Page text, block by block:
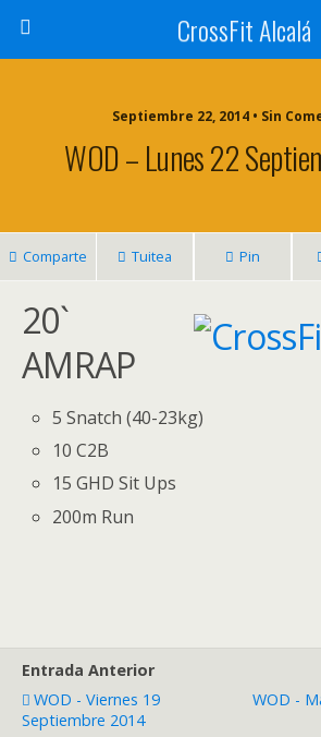
CrossFit Alcalá
Septiembre 22, 2014 • Sin
WOD – Lunes 22
Comparte Tuitea Pin
20`
AMRAP
5 Snatch (40-23kg)
10 C2B
15 GHD Sit Ups
200m Run
Entrada Anterior
WOD - Viernes 19
Septiembre 2014
WOD -